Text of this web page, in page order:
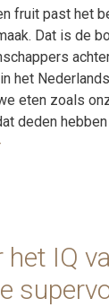
fruit past het
Dat is de
het
eten zoals
deden
het IQ